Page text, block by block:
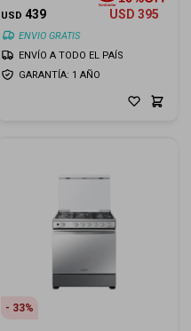
USD 439 USD 395
ENVIO GRATIS
GARANTÍA: 1 AÑO
ENVÍO A TODO EL PAÍS
33